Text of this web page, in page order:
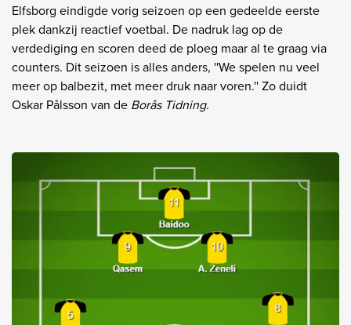
Elfsborg eindigde vorig seizoen op een gedeelde eerste
plek dankzij reactief voetbal. De nadruk lag op de
verdediging en scoren deed de ploeg maar al te graag via
counters. Dit seizoen is alles anders, ''We spelen nu veel
meer op balbezit, met meer druk naar voren.'' Zo duidt
Oskar Pålsson van de Borås Tidning.